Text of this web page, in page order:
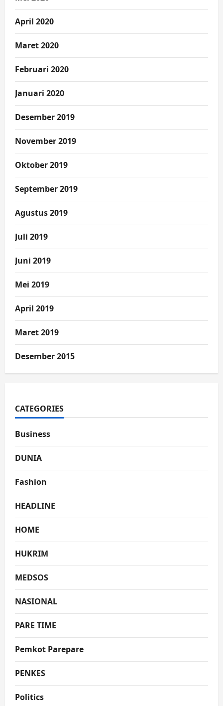
April 2020
Maret 2020
Februari 2020
Januari 2020
Desember 2019
November 2019
Oktober 2019
September 2019
Agustus 2019
Juli 2019
Juni 2019
Mei 2019
April 2019
Maret 2019
Desember 2015
CATEGORIES
Business
DUNIA
Fashion
HEADLINE
HOME
HUKRIM
MEDSOS
NASIONAL
PARE TIME
Pemkot Parepare
PENKES
Politics